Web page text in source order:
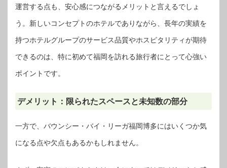
運営する点も、安心感につながるメリットと言えるでしょ
う。新しいコンセプトのホテルでありながら、長年の実績を
持つホテルグループのサービス品質やホスピタリティが期待
できるのは、特に初めて福岡を訪れる旅行者にとって心強い
ポイントです。
デメリット：限られたスペースと未知数の部分
一方で、バウンシー・バイ・リーガ福岡博多にはいくつか気
になる点や欠点もあるかもしれません。